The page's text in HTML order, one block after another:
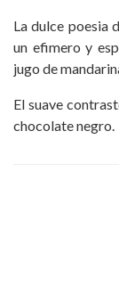
La dulce poesia
un efimero y
jugo de
El suave
chocolate negro.